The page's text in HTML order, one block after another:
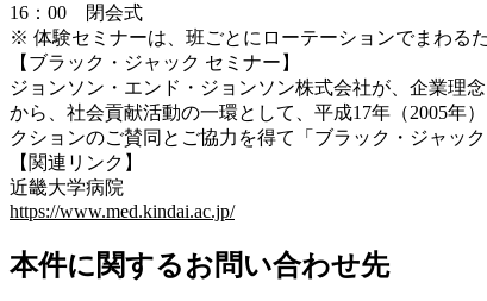
16：00 閉会式
※ 体験セミナーは、班ごとにローテーションでまわる
【ブラック・ジャック セミナー】
ジョンソン・エンド・ジョンソン株式会社が、企業理
から、社会貢献活動の一環として、平成17年（2005年
クションのご賛同とご協力を得て「ブラック・ジャッ
【関連リンク】
近畿大学病院
https://www.med.kindai.ac.jp/
本件に関するお問い合わせ先